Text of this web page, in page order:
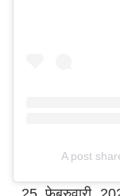
A post